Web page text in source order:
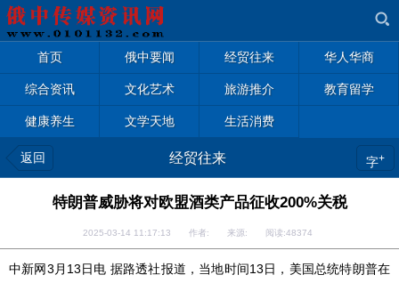
首页 俄中要闻 经贸往来 华人华商
综合资讯 文化艺术 旅游推介 教育留学
健康养生 文学天地 生活消费
返回 经贸往来 字+
特朗普威胁将对欧盟酒类产品征收200%关税
2025-03-14 11:17:13 作者: 来源: 阅读:48374
中新网3月13日电 据路透社报道，当地时间13日，美国总统特朗普在